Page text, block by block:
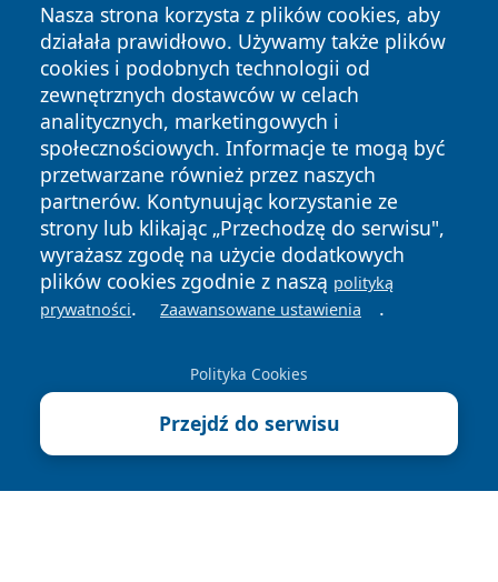
Nasza strona korzysta z plików cookies, aby
działała prawidłowo. Używamy także plików
cookies i podobnych technologii od
zewnętrznych dostawców w celach
analitycznych, marketingowych i
społecznościowych. Informacje te mogą być
przetwarzane również przez naszych
partnerów. Kontynuując korzystanie ze
strony lub klikając „Przechodzę do serwisu",
wyrażasz zgodę na użycie dodatkowych
plików cookies zgodnie z naszą polityką
prywatności. Zaawansowane ustawienia .
Polityka Cookies
Przejdź do serwisu
Copyright © 2026 szczecin4u.pl Wszystkie prawa zastrzeżone.
News Autorzy
Polityka
Prywatności
Polityka
Cookies